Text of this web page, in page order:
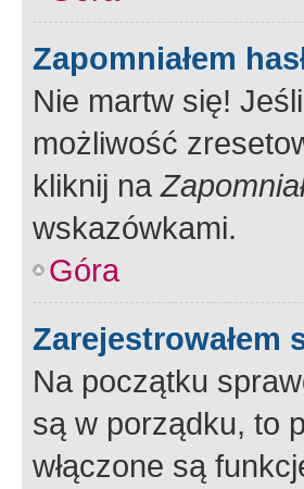
Zapomniałem
Nie martw się!
możliwość
kliknij na
wskazówkami.
Góra
Zarejestrowałem
Na początku
są w porządku, to
włączone są